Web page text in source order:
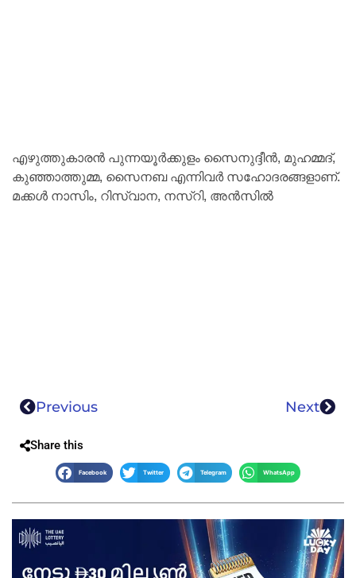
എഴുത്തുകാരൻ പുന്നയൂർക്കുളം സൈനുദ്ദീൻ, മുഹമ്മദ്,
കുഞ്ഞാത്തുമ്മ, സൈനബ എന്നിവർ സഹോദരങ്ങളാണ്.
മക്കൾ നാസിം, റിസ്‌വാന, നസ്‌റി, അൻസിൽ
Previous Next
Share this
Facebook Twitter Telegram WhatsApp